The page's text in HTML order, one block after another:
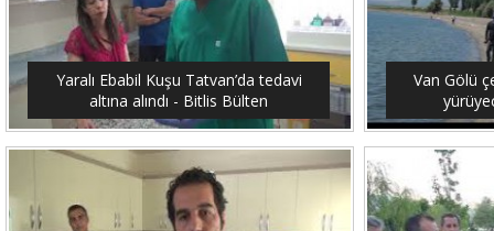
Yaralı Ebabil Kuşu Tatvan’da tedavi
altına alındı - Bitlis Bülten
Van Gölü